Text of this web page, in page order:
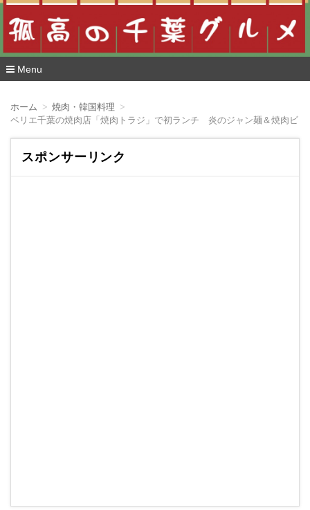
Menu
ホーム
焼肉・韓国料理
ペリエ千葉の焼肉店「焼肉トラジ」で初ランチ 炎のジャン麺＆焼肉ビピ
スポンサーリンク